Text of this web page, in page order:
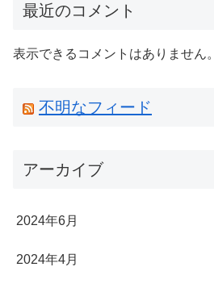
最近のコメント
表示できるコメントはありません。
不明なフィード
アーカイブ
2024年6月
2024年4月